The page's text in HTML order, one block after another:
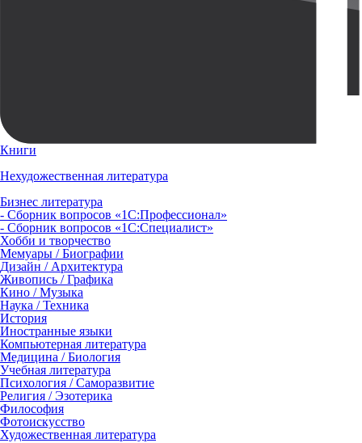
Книги
Нехудожественная литература
Бизнес литература
- Сборник вопросов «1С:Профессионал»
- Сборник вопросов «1С:Специалист»
Хобби и творчество
Мемуары / Биографии
Дизайн / Архитектура
Живопись / Графика
Кино / Музыка
Наука / Техника
История
Иностранные языки
Компьютерная литература
Медицина / Биология
Учебная литература
Психология / Саморазвитие
Религия / Эзотерика
Философия
Фотоискусство
Художественная литература